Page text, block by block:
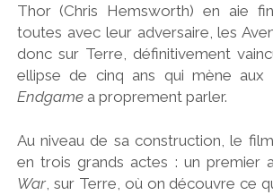
Thor (Chris Hemsworth) en aie
toutes avec leur adversaire, les
donc sur Terre, définitivement
ellipse de cinq ans qui mène aux
Endgamea proprement parler.
Au niveau de sa construction, le
en trois grands actes : un premier
War, sur Terre, où on découvre ce